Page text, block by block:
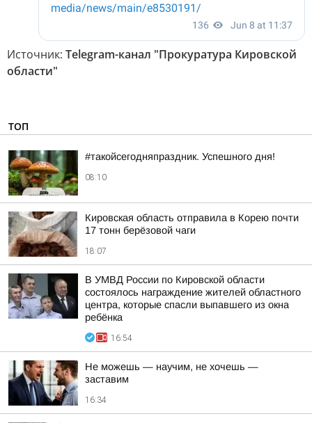
Источник: Telegram-канал "Прокуратура Кировской
области"
ТОП
#такойсегодняпраздник. Успешного дня!
08:10
Кировская область отправила в Корею почти
17 тонн берёзовой чаги
18:07
В УМВД России по Кировской области
состоялось награждение жителей областного
центра, которые спасли выпавшего из окна
ребёнка
16:54
Не можешь — научим, не хочешь —
заставим
16:34